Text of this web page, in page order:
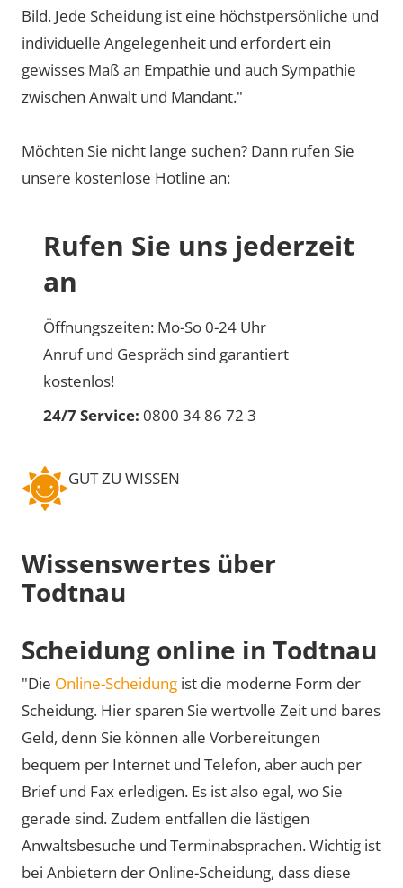
Bild. Jede Scheidung ist eine höchstpersönliche und
individuelle Angelegenheit und erfordert ein
gewisses Maß an Empathie und auch Sympathie
zwischen Anwalt und Mandant."
Möchten Sie nicht lange suchen? Dann rufen Sie
unsere kostenlose Hotline an:
Rufen Sie uns jederzeit
an
Öffnungszeiten: Mo-So 0-24 Uhr
Anruf und Gespräch sind garantiert
kostenlos!
24/7 Service: 0800 34 86 72 3
GUT ZU WISSEN
Wissenswertes über
Todtnau
Scheidung online in Todtnau
"Die Online-Scheidung ist die moderne Form der
Scheidung. Hier sparen Sie wertvolle Zeit und bares
Geld, denn Sie können alle Vorbereitungen
bequem per Internet und Telefon, aber auch per
Brief und Fax erledigen. Es ist also egal, wo Sie
gerade sind. Zudem entfallen die lästigen
Anwaltsbesuche und Terminabsprachen. Wichtig ist
bei Anbietern der Online-Scheidung, dass diese